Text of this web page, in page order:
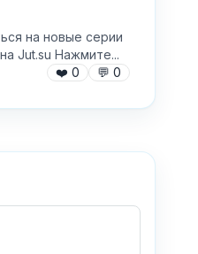
на новые серии
Jut.su Нажмите...
❤️ 0 💬 0